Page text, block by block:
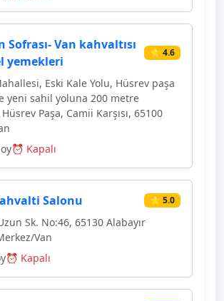
Sofrası- Van kahvaltısı
yemekleri
⭐ 4.6
Eski Kale Yolu, Hüsrev paşa
yeni sahil yoluna 200 metre
Paşa, Camii Karşısı, 65100
⏰ Kapalı
Salonu ⭐ 5.0
Sk. No:46, 65130 Alabayır
Van
⏰ Kapalı